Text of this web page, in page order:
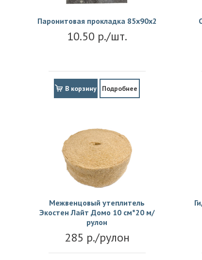
Паронитовая прокладка 85x90x2
10.50 р./шт.
В корзину Подробнее
Межвенцовый утеплитель
Экостен Лайт Домо 10 см*20 м/
рулон
285 р./рулон